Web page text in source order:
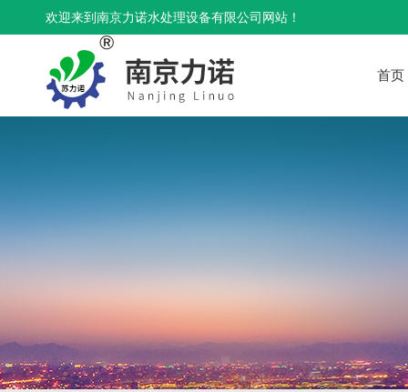
欢迎来到南京力诺水处理设备有限公司网站！
首页